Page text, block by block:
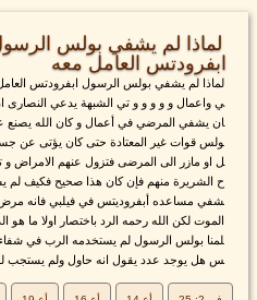
لماذا لم يشفي بولس
ابفرودتس العامل معه
لماذا لم يشفي بولس الرسول ابفرودتس
ي واعمال و و و و و تي الشبهة يدعي النصارى
ان يشفي المرضي في أعمال و كان الله يصنع
ولس قوات غير المعتادة حتى كان يؤتى عن
ل او مازر الى المرضى فتزول عنهم الامراض و
ح الشريرة منهم فإن كان هذا صحيح فكيف لم
شفي مساعده أبفروديتس في فيلبي فانه مرض
الموت لكن الله رحمه الرد باختصار اولا ما هو
لمنا بولس الرسول لم يستخدمه الرب في شفاء
س هل يوجد عدد يقول انه حاول ولم يستجب له